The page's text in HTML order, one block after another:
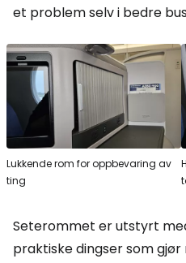
et problem selv i bedre
Lukkende rom for oppbevaring av
ting
Seterommet er utstyrt
praktiske dingser som